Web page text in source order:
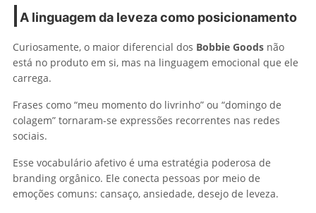
A linguagem da leveza como posicionamento
Curiosamente, o maior diferencial dos Bobbie Goods não
está no produto em si, mas na linguagem emocional que ele
carrega.
Frases como “meu momento do livrinho” ou “domingo de
colagem” tornaram-se expressões recorrentes nas redes
sociais.
Esse vocabulário afetivo é uma estratégia poderosa de
branding orgânico. Ele conecta pessoas por meio de
emoções comuns: cansaço, ansiedade, desejo de leveza.